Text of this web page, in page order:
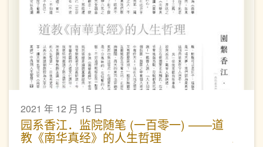
2021 年 12 月 15 日
园系香江．监院随笔 (一百零一) ——道
教《南华真经》的人生哲理